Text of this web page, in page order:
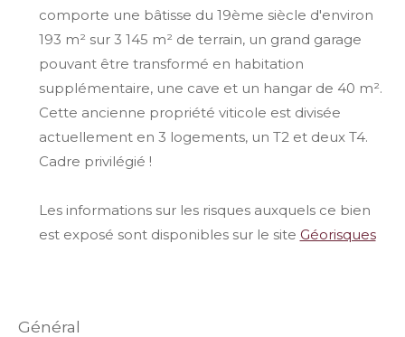
comporte une bâtisse du 19ème siècle d'environ
193 m² sur 3 145 m² de terrain, un grand garage
pouvant être transformé en habitation
supplémentaire, une cave et un hangar de 40 m².
Cette ancienne propriété viticole est divisée
actuellement en 3 logements, un T2 et deux T4.
Cadre privilégié !
Les informations sur les risques auxquels ce bien
est exposé sont disponibles sur le site Géorisques
général